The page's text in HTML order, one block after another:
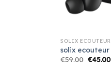
SOLIX ECOUTEUR
solix ecouteur
€59.00 €45.00